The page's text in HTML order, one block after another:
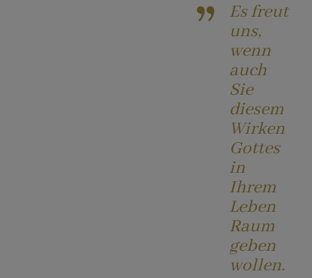
Es freut
uns,
wenn
auch
Sie
diesem
Wirken
Gottes
in
Ihrem
Leben
Raum
geben
wollen.